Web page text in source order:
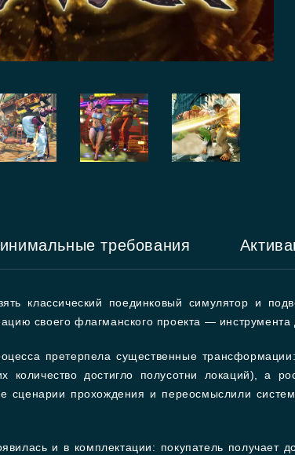
требования
классический поединковый симулятор и
своего флагманского проекта —
претерпела существенные
достигло полусотни локаций), а
сценарии прохождения и переосмыслили
и в комплектации: покупатель